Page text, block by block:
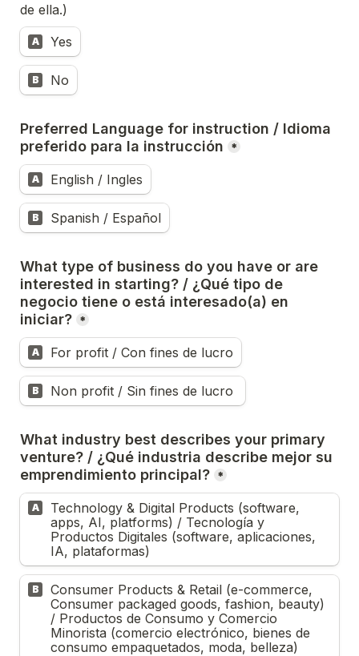
de ella.)
A Yes
B No
Preferred Language for instruction / Idioma
preferido para la instrucción
*
A English / Ingles
B Spanish / Español
What type of business do you have or are
interested in starting? / ¿Qué tipo de
negocio tiene o está interesado(a) en
iniciar? *
A For profit / Con fines de lucro
B
What industry best describes your primary
venture? / ¿Qué industria describe mejor su
emprendimiento principal? *
A
Technology & Digital Products (software,
apps, AI, platforms) / Tecnología y
Productos Digitales (software, aplicaciones,
IA, plataformas)
B
Consumer Products & Retail (e-commerce,
Consumer packaged goods, fashion, beauty)
/ Productos de Consumo y Comercio
Minorista (comercio electrónico, bienes de
consumo empaquetados, moda, belleza)